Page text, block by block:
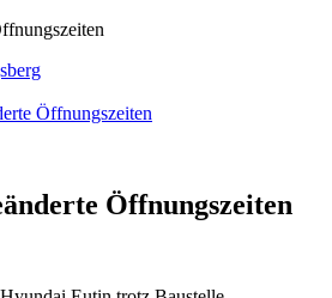
Öffnungszeiten
Öffnungszeiten